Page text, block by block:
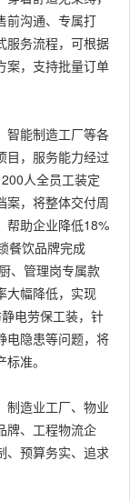
前沟通、专属打
服务流程，可根据
案，支持批量订单
智能制造工厂等各
目，服务能力经过
人全员工装定
案，将整体交付周
帮助企业降低18%
餐饮品牌完成
、管理岗专属款
大幅降低，实现
电劳保工装，针
电隐患等问题，将
准。
制造业工厂、物业
牌、工程物流企
、预算务实、追求